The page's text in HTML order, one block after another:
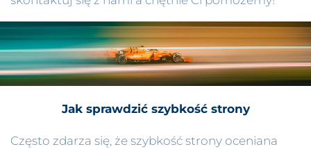
Jak sprawdzić szybkość strony
Często zdarza się, że szybkość strony oceniana